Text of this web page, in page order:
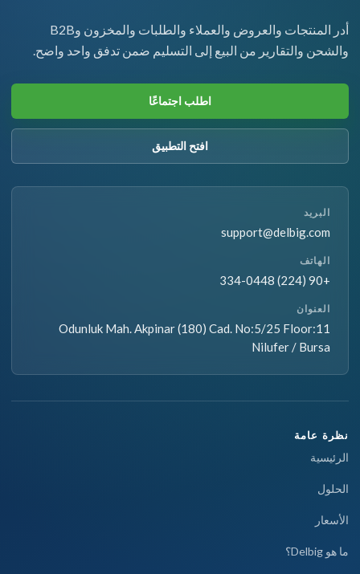
أدر المنتجات والعروض والعملاء والطلبات والمخزون وB2B
والشحن والتقارير من البيع إلى التسليم ضمن تدفق واحد واضح.
اطلب اجتماعًا
افتح التطبيق
البريد
support@delbig.com
الهاتف
+90 (224) 334-0448
العنوان
Odunluk Mah. Akpinar (180) Cad. No:5/25 Floor:11
Nilufer / Bursa
نظرة عامة
الرئيسية
الحلول
الأسعار
ما هو Delbig؟